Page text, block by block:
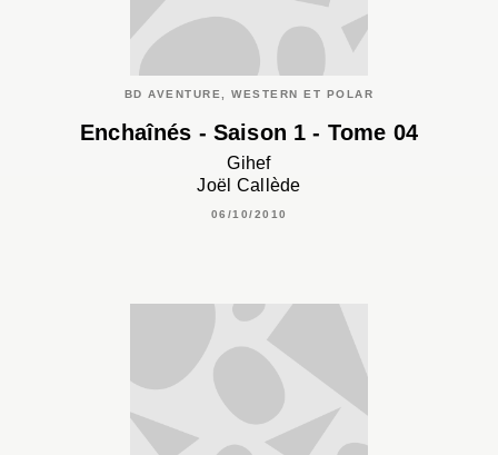
BD AVENTURE, WESTERN ET POLAR
Enchaînés - Saison 1 - Tome 04
Gihef
Joël Callède
06/10/2010